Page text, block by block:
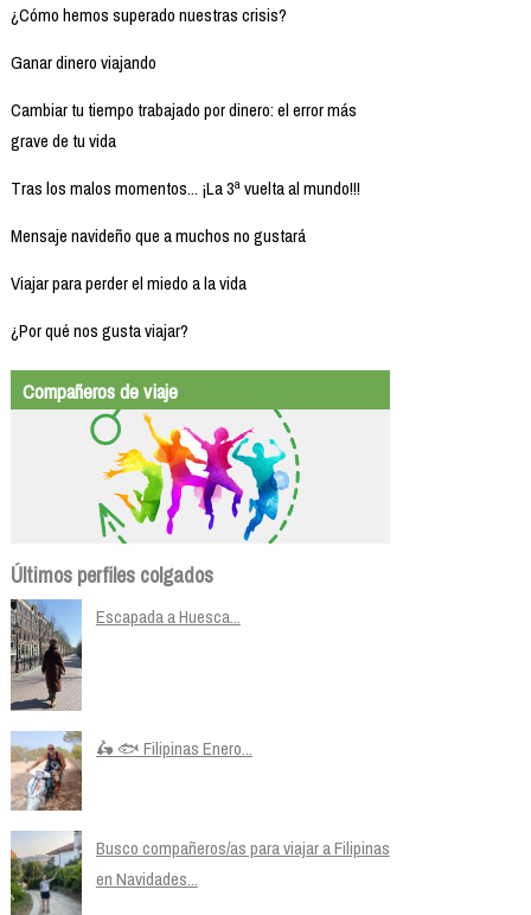
¿Cómo hemos superado nuestras crisis?
Ganar dinero viajando
Cambiar tu tiempo trabajado por dinero: el error más
grave de tu vida
Tras los malos momentos... ¡La 3ª vuelta al mundo!!!
Mensaje navideño que a muchos no gustará
Viajar para perder el miedo a la vida
¿Por qué nos gusta viajar?
Compañeros de viaje
Últimos perfiles colgados
Escapada a Huesca...
🛵 🐟 Filipinas Enero...
Busco compañeros/as para viajar a Filipinas
en Navidades...